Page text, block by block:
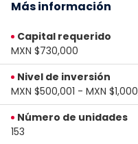
Más información
Capital requerido
MXN $730,000
Nivel de inversión
MXN $500,001 - MXN
Número de unidades
153